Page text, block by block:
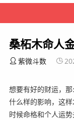
桑柘木命人
紫微斗数
想要有好的财运，
什么样的影响，这
时候命格和个人运